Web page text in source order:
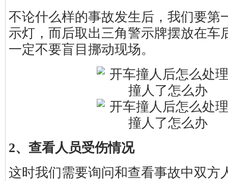
不论什么样的事故发生后，我们要第
示灯，而后取出三角警示牌摆放在车
一定不要盲目挪动现场。
2、查看人员受伤情况
这时我们需要询问和查看事故中双方